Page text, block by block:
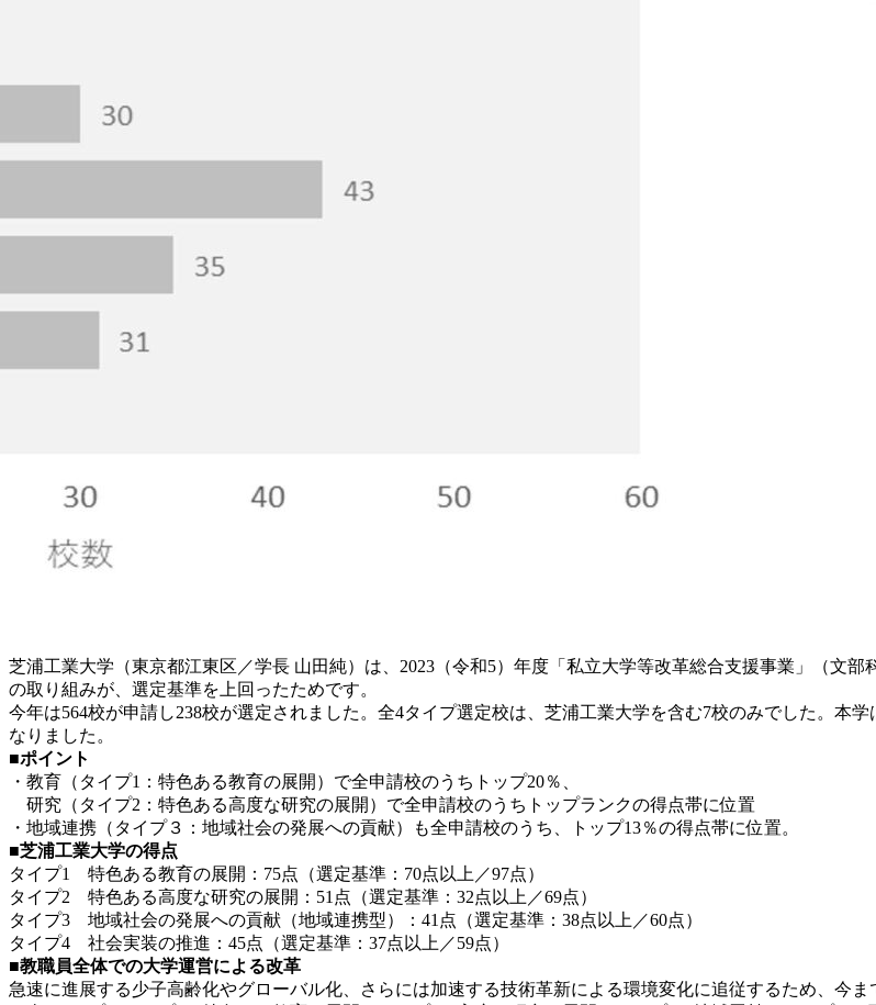
芝浦工業大学（東京都江東区／学長 山田純）は、2023（令和5）年度「私立大学等改革総合支援事業」（文
の取り組みが、選定基準を上回ったためです。
今年は564校が申請し238校が選定されました。全4タイプ選定校は、芝浦工業大学を含む7校のみでした。本
なりました。
■ポイント
・教育（タイプ1：特色ある教育の展開）で全申請校のうちトップ20％、
研究（タイプ2：特色ある高度な研究の展開）で全申請校のうちトップランクの得点帯に位置
・地域連携（タイプ３：地域社会の発展への貢献）も全申請校のうち、トップ13％の得点帯に位置。
■芝浦工業大学の得点
タイプ1 特色ある教育の展開：75点（選定基準：70点以上／97点）
タイプ2 特色ある高度な研究の展開 ：51点（選定基準：32点以上／69点）
タイプ3 地域社会の発展への貢献（地域連携型）
：41点（選定基準：38点以上／60点）
タイプ4 社会実装の推進 ：45点（選定基準：37点以上／59点）
■教職員全体での大学運営による改革
急速に進展する少子高齢化やグローバル化、さらには加速する技術革新による環境変化に追従するため、今